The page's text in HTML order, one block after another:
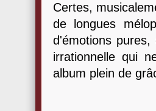
Certes,
de longues
d'émotions
irrationnelle qui
album plein de